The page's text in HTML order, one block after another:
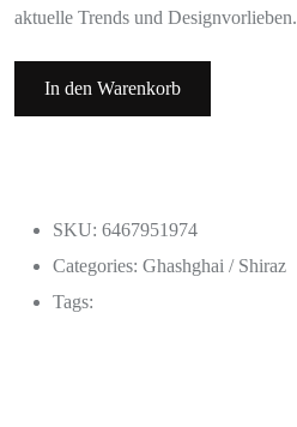
aktuelle Trends und Designvorlieben.
In den Warenkorb
SKU: 6467951974
Categories: Ghashghai / Shiraz
Tags: